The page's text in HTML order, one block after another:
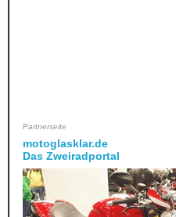
Partnerseite
motoglasklar.de
Das Zweiradportal